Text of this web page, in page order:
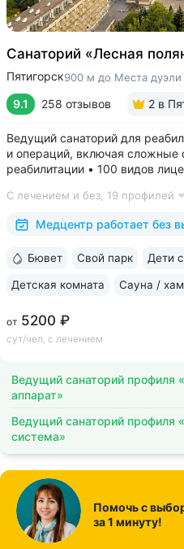
Санаторий «Лесная
Пятигорск900 м до Места
9.1 258 отзывов 2 в
Ведущий санаторий для
и операций, включая сложные
реабилитации • 100 видов
Доступная среда для гостей
на территории, в столовой •
С лечением и без, 19 профилей
Медцентр работает без
от 5200 ₽
сут/чел, с лечением
Бювет Свой парк Дети
Детская комната Сауна /
Ведущий санаторий профиля
аппарат»
Ведущий санаторий профиля
система»
Помочь с
за 1 минуту!